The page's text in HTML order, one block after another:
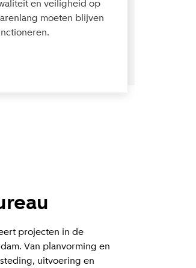
en veiligheid op
moeten blijven
projecten in de
Van planvorming en
uitvoering en